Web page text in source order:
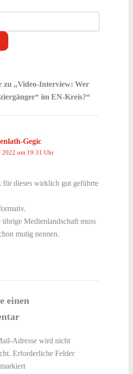
zu „Video-Interview: Wer
im EN-Kreis?“
Gegic
2022 um 19:31 Uhr
dieses wirklich gut geführte
Medienlandschaft muss
mutig nennen.
einen
Adresse wird nicht
Erforderliche Felder
markiert